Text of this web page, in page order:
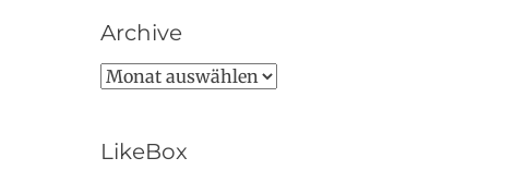
Archive
Archive
LikeBox